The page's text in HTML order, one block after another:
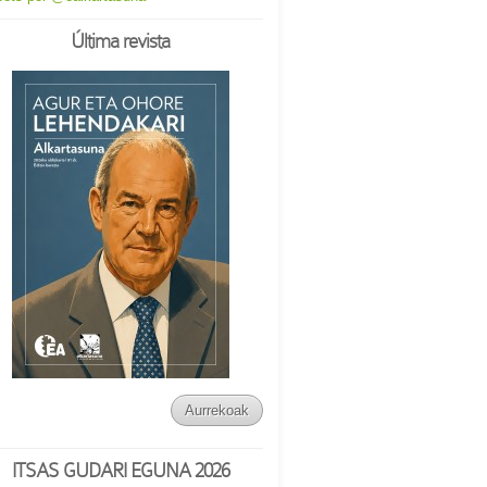
Última revista
Aurrekoak
ITSAS GUDARI EGUNA 2026